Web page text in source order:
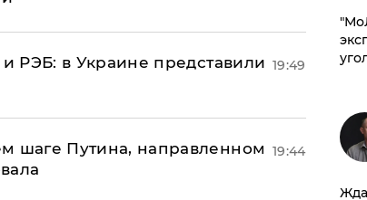
РЭБ: в Украине представили 19:49
шаге Путина, направленном 19:44